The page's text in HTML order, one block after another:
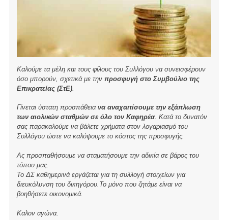
Καλούμε τα μέλη και τους φίλους του Συλλόγου να συνεισφέρουν
όσο μπορούν, σχετικά με την προσφυγή στο Συμβούλιο της
Επικρατείας (ΣτΕ).
Γίνεται ύστατη προσπάθεια να αναχαιτίσουμε την εξάπλωση
των αιολικών σταθμών σε όλο τον Καφηρέα. Κατά το δυνατόν
σας παρακαλούμε να βάλετε χρήματα στον λογαριασμό του
Συλλόγου ώστε να καλύψουμε το κόστος της προσφυγής.
Ας προσπαθήσουμε να σταματήσουμε την αδικία σε βάρος του
τόπου μας.
Το ΔΣ καθημερινά εργάζεται για τη συλλογή στοιχείων για
διευκόλυνση του δικηγόρου.Το μόνο που ζητάμε είναι να
βοηθήσετε οικονομικά.
Καλον αγώνα.